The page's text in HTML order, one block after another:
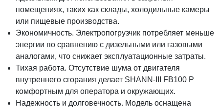
помещениях, таких как склады, холодильные камеры
или пищевые производства.
Экономичность. Электропогрузчик потребляет меньше
энергии по сравнению с дизельными или газовыми
аналогами, что снижает эксплуатационные затраты.
Тихая работа. Отсутствие шума от двигателя
внутреннего сгорания делает SHANN-III FB100 P
комфортным для оператора и окружающих.
Надежность и долговечность. Модель оснащена